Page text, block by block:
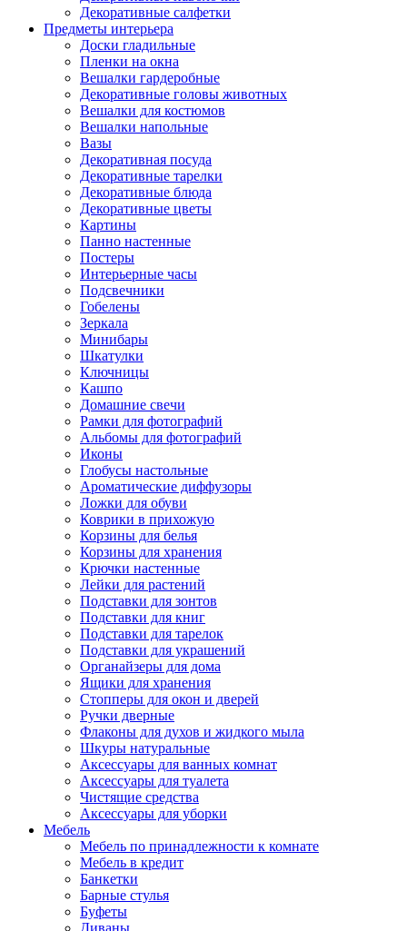
Декоративные салфетки
Предметы интерьера
Доски гладильные
Пленки на окна
Вешалки гардеробные
Декоративные головы животных
Вешалки для костюмов
Вешалки напольные
Вазы
Декоративная посуда
Декоративные тарелки
Декоративные блюда
Декоративные цветы
Картины
Панно настенные
Постеры
Интерьерные часы
Подсвечники
Гобелены
Зеркала
Минибары
Шкатулки
Ключницы
Кашпо
Домашние свечи
Рамки для фотографий
Альбомы для фотографий
Иконы
Глобусы настольные
Ароматические диффузоры
Ложки для обуви
Коврики в прихожую
Корзины для белья
Корзины для хранения
Крючки настенные
Лейки для растений
Подставки для зонтов
Подставки для книг
Подставки для тарелок
Подставки для украшений
Органайзеры для дома
Ящики для хранения
Стопперы для окон и дверей
Ручки дверные
Флаконы для духов и жидкого мыла
Шкуры натуральные
Аксессуары для ванных комнат
Аксессуары для туалета
Чистящие средства
Аксессуары для уборки
Мебель
Мебель по принадлежности к комнате
Мебель в кредит
Банкетки
Барные стулья
Буфеты
Диваны